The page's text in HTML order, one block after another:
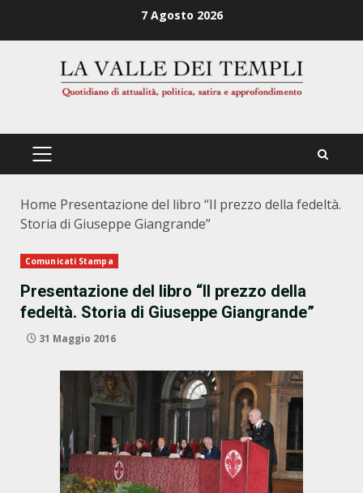
7 Agosto 2026
PRIMÄRES
Home Presentazione del libro “Il prezzo della fedeltà.
Storia di Giuseppe Giangrande”
Comunicati Stampa
Presentazione del libro “Il prezzo della
fedeltà. Storia di Giuseppe Giangrande”
31 Maggio 2016